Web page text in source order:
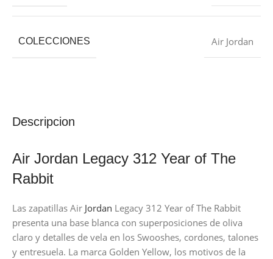
Descripcion
Air Jordan Legacy 312 Year of The
Rabbit
Las zapatillas Air Jordan Legacy 312 Year of The Rabbit
presenta una base blanca con superposiciones de oliva
claro y detalles de vela en los Swooshes, cordones, talones
y entresuela. La marca Golden Yellow, los motivos de la
COLECCIONES Air Jordan